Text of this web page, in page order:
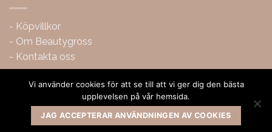
- Köpvillkor
- Om Beautygross
- Kontakta oss
Copyright 2026 ©BeautyGross
Vi använder cookies för att se till att vi ger dig den bästa
upplevelsen på vår hemsida.
JAG ACCEPTERAR ANVÄNDNINGEN AV COOKIES